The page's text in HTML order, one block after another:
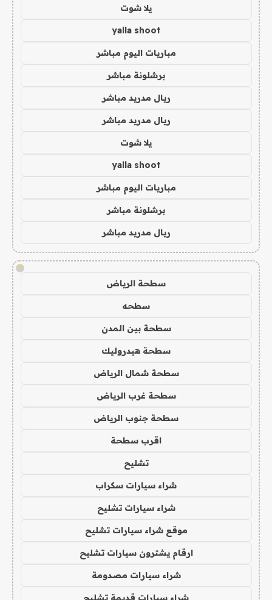
يلا شوت
yalla shoot
مباريات اليوم مباشر
برشلونة مباشر
ريال مدريد مباشر
ريال مدريد مباشر
يلا شوت
yalla shoot
مباريات اليوم مباشر
برشلونة مباشر
ريال مدريد مباشر
!
سطحة الرياض
سطحه
سطحة بين المدن
سطحة هيدروليك
سطحة شمال الرياض
سطحة غرب الرياض
سطحة جنوب الرياض
اقرب سطحة
تشليح
شراء سيارات سكراب
شراء سيارات تشليح
موقع شراء سيارات تشليح
ارقام يشترون سيارات تشليح
شراء سيارات مصدومة
شراء سيارات قديمة تشليح